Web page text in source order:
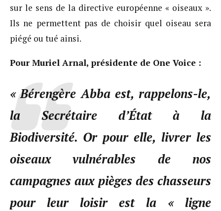
sur le sens de la directive européenne « oiseaux ».
Ils ne permettent pas de choisir quel oiseau sera
piégé ou tué ainsi.
Pour Muriel Arnal, présidente de One Voice :
« Bérengère Abba est, rappelons-le,
la Secrétaire d’État à la
Biodiversité. Or pour elle, livrer les
oiseaux vulnérables de nos
campagnes aux pièges des chasseurs
pour leur loisir est la « ligne